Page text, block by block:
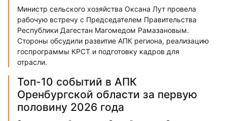
Министр сельского хозяйства Оксана Лут провела
рабочую встречу с Председателем Правительства
Республики Дагестан Магомедом Рамазановым.
Стороны обсудили развитие АПК региона, реализацию
госпрограммы КРСТ и подготовку кадров для
отрасли.
Топ-10 событий в АПК
Оренбургской области за первую
половину 2026 года